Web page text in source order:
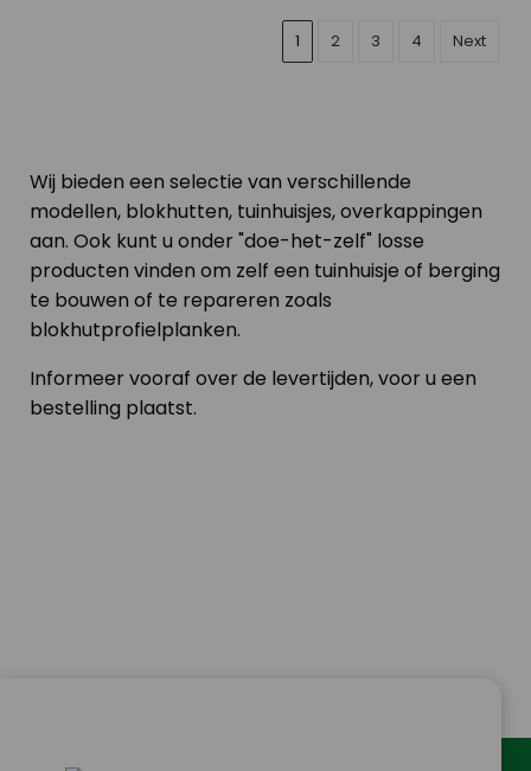
1 2 3 4 Next
Wij bieden een selectie van verschillende
modellen, blokhutten, tuinhuisjes, overkappingen
aan. Ook kunt u onder "doe-het-zelf" losse
producten vinden om zelf een tuinhuisje of berging
te bouwen of te repareren zoals
blokhutprofielplanken.
Informeer vooraf over de levertijden, voor u een
bestelling plaatst.